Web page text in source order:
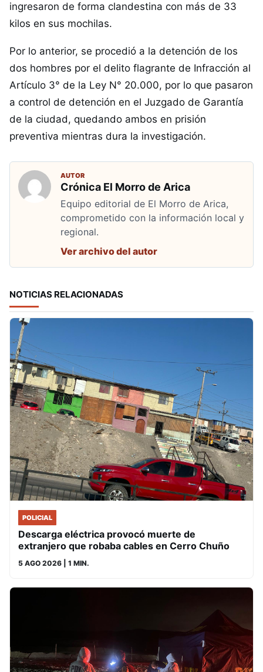
ingresaron de forma clandestina con más de 33
kilos en sus mochilas.
Por lo anterior, se procedió a la detención de los
dos hombres por el delito flagrante de Infracción al
Artículo 3° de la Ley N° 20.000, por lo que pasaron
a control de detención en el Juzgado de Garantía
de la ciudad, quedando ambos en prisión
preventiva mientras dura la investigación.
AUTOR
Crónica El Morro de Arica
Equipo editorial de El Morro de Arica,
comprometido con la información local y
regional.
Ver archivo del autor
NOTICIAS RELACIONADAS
POLICIAL
Descarga eléctrica provocó muerte de
extranjero que robaba cables en Cerro Chuño
5 AGO 2026 | 1 MIN.